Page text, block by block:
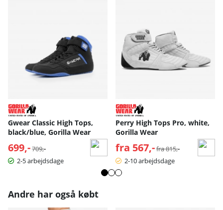
Gwear Classic High Tops,
black/blue, Gorilla Wear
699,-Normalpris:
709,-
2-5 arbejdsdage
Perry High Tops Pro, white,
Gorilla Wear
fra 567,- Normalpris:
fra 815,-
2-10 arbejdsdage
Andre har også købt